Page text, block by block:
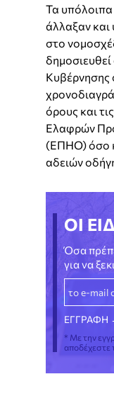
Τα
άλλαξαν και
στο
Κυβέρνησης
όρους και
Ελαφρών
(ΕΠΗΟ) όσο
αδειών
ΟΙ
Όσα
για να
* Με την
αποδέχεστε